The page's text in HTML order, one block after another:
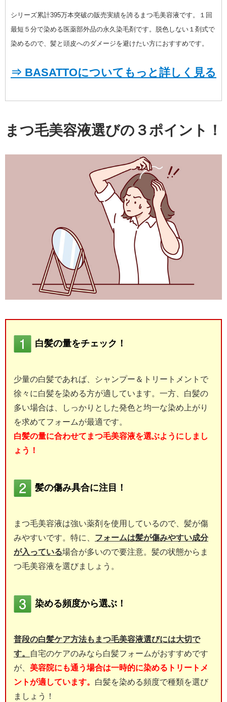
シリーズ累計395万本突破の販売実績を誇るまつ毛美容液です。１回
最短５分で染める医薬部外品の永久染毛剤です。脱色しない１剤式で
染めるので、髪と頭皮へのダメージを避けたい方におすすめです。
⇒ BASATTOについてもっと詳しく見る
まつ毛美容液選びの３ポイント！
白髪の量をチェック！
少量の白髪であれば、シャンプー＆トリートメントで
徐々に白髪を染める方が適しています。一方、白髪の
多い場合は、しっかりとした発色と均一な染め上がり
を求めてフォームが最適です。
白髪の量に合わせてまつ毛美容液を選ぶようにしまし
ょう！
髪の傷み具合に注目！
まつ毛美容液は強い薬剤を使用しているので、髪が傷
みやすいです。特に、 フォームは髪が傷みやすい成分
が入っている場合が多いので要注意。髪の状態からま
つ毛美容液を選びましょう。
染める頻度から選ぶ！
普段の白髪ケア方法もまつ毛美容液選びには大切で
す。
自宅のケアのみなら白髪フォームがおすすめです
が、 美容院にも通う場合は一時的に染めるトリートメ
ントが適しています。 白髪を染める頻度で種類を選び
ましょう！